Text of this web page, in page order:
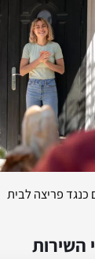
כנגד פריצה לבית
השירות